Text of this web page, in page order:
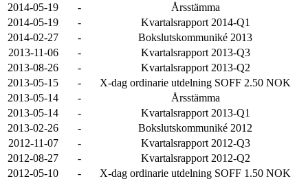
2014-05-19
-
Årsstämma
2014-05-19
-
Kvartalsrapport 2014-Q1
2014-02-27
-
Bokslutskommuniké 2013
2013-11-06
-
Kvartalsrapport 2013-Q3
2013-08-26
-
Kvartalsrapport 2013-Q2
2013-05-15
-
X-dag ordinarie utdelning SOFF 2.50 NOK
2013-05-14
-
Årsstämma
2013-05-14
-
Kvartalsrapport 2013-Q1
2013-02-26
-
Bokslutskommuniké 2012
2012-11-07
-
Kvartalsrapport 2012-Q3
2012-08-27
-
Kvartalsrapport 2012-Q2
2012-05-10
-
X-dag ordinarie utdelning SOFF 1.50 NOK